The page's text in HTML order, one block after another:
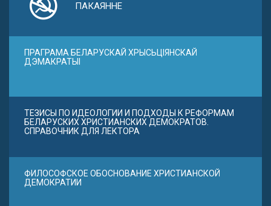
ПАКАЯННЕ
ПРАГРАМА БЕЛАРУСКАЙ ХРЫСЬЦІЯНСКАЙ
ДЭМАКРАТЫІ
ТЕЗИСЫ ПО ИДЕОЛОГИИ И ПОДХОДЫ К РЕФОРМАМ
БЕЛАРУСКИХ ХРИСТИАНСКИХ ДЕМОКРАТОВ.
СПРАВОЧНИК ДЛЯ ЛЕКТОРА
ФИЛОСОФСКОЕ ОБОСНОВАНИЕ ХРИСТИАНСКОЙ
ДЕМОКРАТИИ